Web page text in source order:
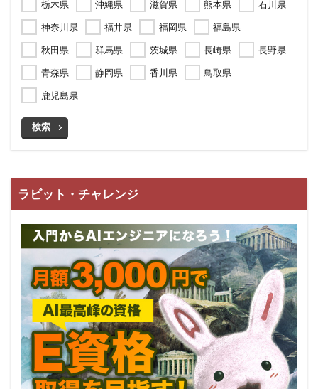
栃木県 沖縄県 滋賀県 熊本県
石川県
神奈川県
福井県 福岡県
福島県
秋田県
群馬県 茨城県 長崎県
長野県
青森県
静岡県 香川県
鳥取県
鹿児島県
検索
ラビット・チャレンジ